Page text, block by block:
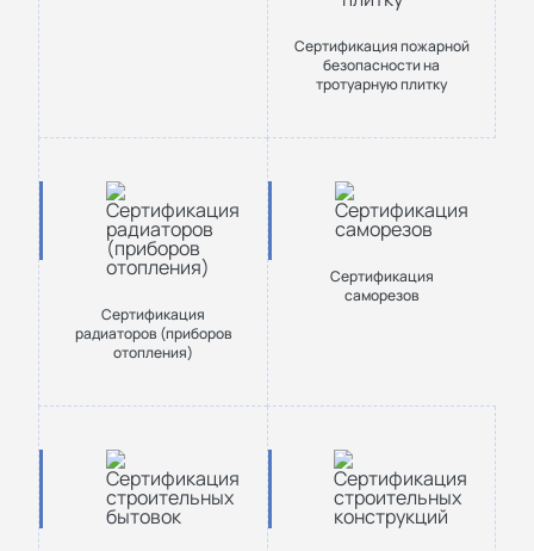
Сертификация пожарной
безопасности на
тротуарную плитку
Сертификация
радиаторов (приборов
отопления)
Сертификация
саморезов